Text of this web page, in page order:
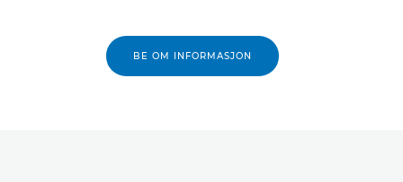
BE OM INFORMASJON